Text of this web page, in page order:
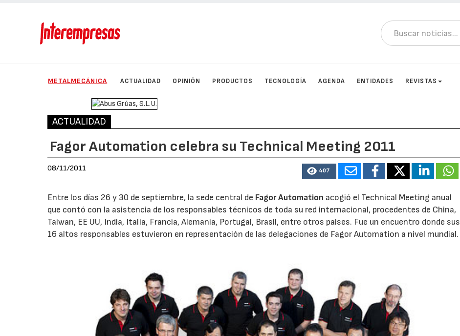
METALMECÁNICA ACTUALIDAD OPINIÓN PRODUCTOS TECNOLOGÍA AGENDA ENTIDADES REVISTAS
ACTUALIDAD
Fagor Automation celebra su Technical Meeting 2011
08/11/2011 407
Entre los días 26 y 30 de septiembre, la sede central de Fagor Automation acogió el Technical Meeting anual
que contó con la asistencia de los responsables técnicos de toda su red internacional, procedentes de China,
Taiwan, EE UU, India, Italia, Francia, Alemania, Portugal, Brasil, entre otros países. Fue un encuentro donde sus
16 altos responsables estuvieron en representación de las delegaciones de Fagor Automation a nivel mundial.